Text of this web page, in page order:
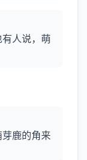
人说，萌
鹿的角来